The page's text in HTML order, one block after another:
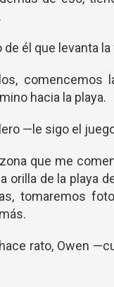
él que levanta
comencemos
hacia la playa.
—le sigo el
que me
orilla de la playa
tomaremos
rato, Owen